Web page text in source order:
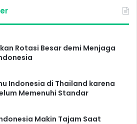
Rotasi Besar demi Menjaga
Indonesia di Thailand karena
Memenuhi Standar
Makin Tajam Saat